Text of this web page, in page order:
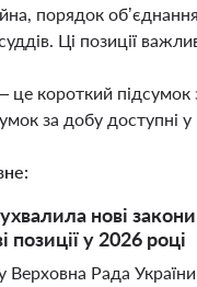
порядок
Ці позиції
короткий підсумок
за добу доступні у
нові
позиції у 2026 році
Верховна Рада